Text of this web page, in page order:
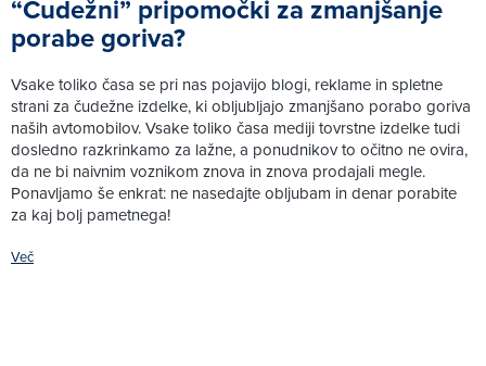
“Čudežni” pripomočki za zmanjšanje
porabe goriva?
Vsake toliko časa se pri nas pojavijo blogi, reklame in spletne
strani za čudežne izdelke, ki obljubljajo zmanjšano porabo goriva
naših avtomobilov. Vsake toliko časa mediji tovrstne izdelke tudi
dosledno razkrinkamo za lažne, a ponudnikov to očitno ne ovira,
da ne bi naivnim voznikom znova in znova prodajali megle.
Ponavljamo še enkrat: ne nasedajte obljubam in denar porabite
za kaj bolj pametnega!
Več